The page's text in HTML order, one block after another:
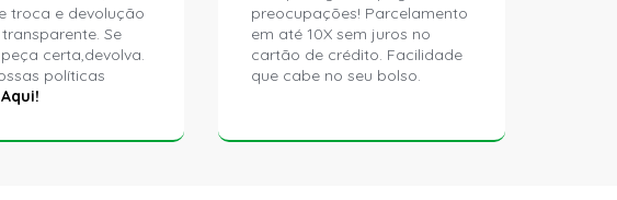
troca e devolução
Se
certa,devolva.
políticas
preocupações! Parcelamento
em até 10X sem juros no
cartão de crédito. Facilidade
que cabe no seu bolso.